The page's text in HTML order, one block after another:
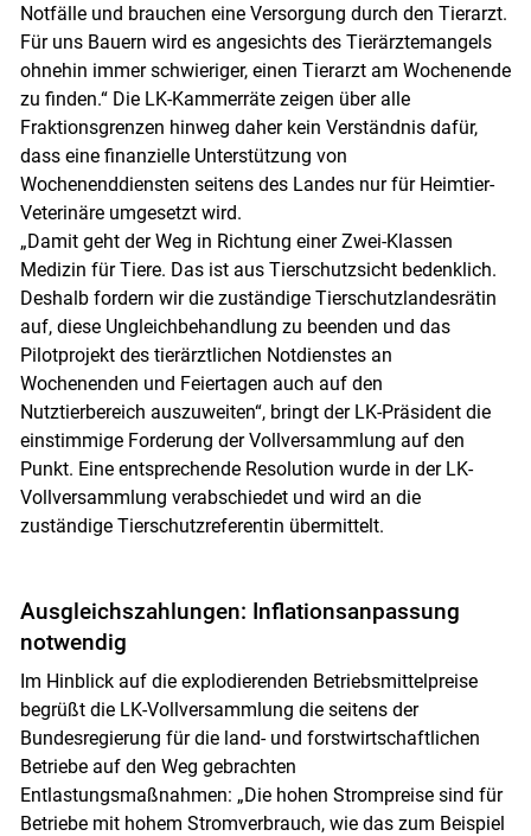
Skip to main content
Notfälle und brauchen eine Versorgung durch den Tierarzt.
Für uns Bauern wird es angesichts des Tierärztemangels
ohnehin immer schwieriger, einen Tierarzt am Wochenende
zu finden.“ Die LK-Kammerräte zeigen über alle
Fraktionsgrenzen hinweg daher kein Verständnis dafür,
dass eine finanzielle Unterstützung von
Wochenenddiensten seitens des Landes nur für Heimtier-
Veterinäre umgesetzt wird.
„Damit geht der Weg in Richtung einer Zwei-Klassen
Medizin für Tiere. Das ist aus Tierschutzsicht bedenklich.
Deshalb fordern wir die zuständige Tierschutzlandesrätin
auf, diese Ungleichbehandlung zu beenden und das
Pilotprojekt des tierärztlichen Notdienstes an
Wochenenden und Feiertagen auch auf den
Nutztierbereich auszuweiten“, bringt der LK-Präsident die
einstimmige Forderung der Vollversammlung auf den
Punkt. Eine entsprechende Resolution wurde in der LK-
Vollversammlung verabschiedet und wird an die
zuständige Tierschutzreferentin übermittelt.
Ausgleichszahlungen: Inflationsanpassung
notwendig
Im Hinblick auf die explodierenden Betriebsmittelpreise
begrüßt die LK-Vollversammlung die seitens der
Bundesregierung für die land- und forstwirtschaftlichen
Betriebe auf den Weg gebrachten
Entlastungsmaßnahmen: „Die hohen Strompreise sind für
Betriebe mit hohem Stromverbrauch, wie das zum Beispiel